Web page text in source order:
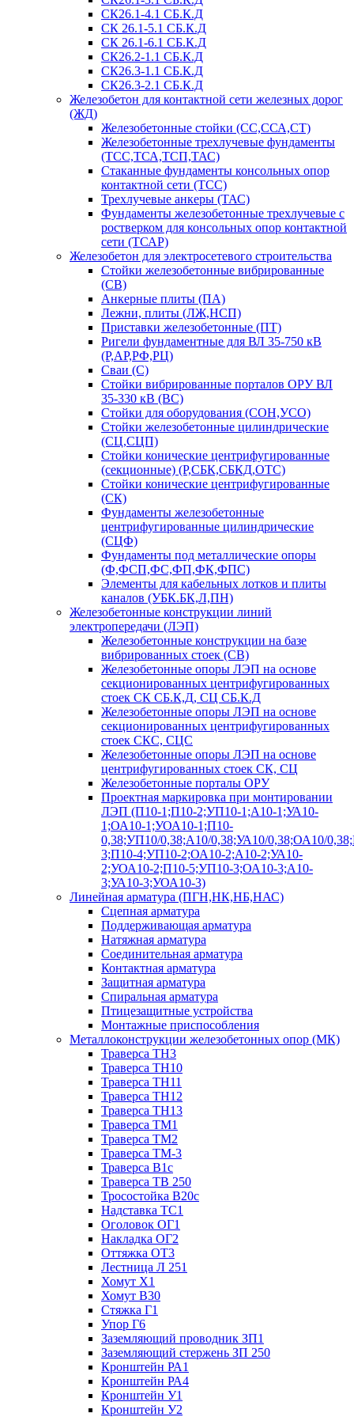
СК26.1-4.1 СБ.К.Д
СК 26.1-5.1 СБ.К.Д
СК 26.1-6.1 СБ.К.Д
СК26.2-1.1 СБ.К.Д
СК26.3-1.1 СБ.К.Д
СК26.3-2.1 СБ.К.Д
Железобетон для контактной сети железных дорог
(ЖД)
Железобетонные стойки (СС,ССА,СТ)
Железобетонные трехлучевые фундаменты
(ТСС,ТСА,ТСП,ТАС)
Стаканные фундаменты консольных опор
контактной сети (ТСС)
Трехлучевые анкеры (ТАС)
Фундаменты железобетонные трехлучевые с
ростверком для консольных опор контактной
сети (ТСАР)
Железобетон для электросетевого строительства
Стойки железобетонные вибрированные
(СВ)
Анкерные плиты (ПА)
Лежни, плиты (ЛЖ,НСП)
Приставки железобетонные (ПТ)
Ригели фундаментные для ВЛ 35-750 кВ
(Р,АР,РФ,РЦ)
Сваи (С)
Стойки вибрированные порталов ОРУ ВЛ
35-330 кВ (ВС)
Стойки для оборудования (СОН,УСО)
Стойки железобетонные цилиндрические
(СЦ,СЦП)
Стойки конические центрифугированные
(секционные) (Р,СБК,СБКД,ОТС)
Стойки конические центрифугированные
(СК)
Фундаменты железобетонные
центрифугированные цилиндрические
(СЦФ)
Фундаменты под металлические опоры
(Ф,ФСП,ФС,ФП,ФК,ФПС)
Элементы для кабельных лотков и плиты
каналов (УБК.БК,Л,ПН)
Железобетонные конструкции линий
электропередачи (ЛЭП)
Железобетонные конструкции на базе
вибрированных стоек (СВ)
Железобетонные опоры ЛЭП на основе
секционированных центрифугированных
стоек СК СБ.К,Д, СЦ СБ.К.Д
Железобетонные опоры ЛЭП на основе
секционированных центрифугированных
стоек СКС, СЦС
Железобетонные опоры ЛЭП на основе
центрифугированных стоек СК, СЦ
Железобетонные порталы ОРУ
Проектная маркировка при монтировании
ЛЭП (П10-1;П10-2;УП10-1;А10-1;УА10-
1;ОА10-1;УОА10-1;П10-
0,38;УП10/0,38;А10/0,38;УА10/0,38;ОА10/
3;П10-4;УП10-2;ОА10-2;А10-2;УА10-
2;УОА10-2;П10-5;УП10-3;ОА10-3;А10-
3;УА10-3;УОА10-3)
Линейная арматура (ПГН,НК,НБ,НАС)
Сцепная арматура
Поддерживающая арматура
Натяжная арматура
Соединительная арматура
Контактная арматура
Защитная арматура
Спиральная арматура
Птицезащитные устройства
Монтажные приспособления
Металлоконструкции железобетонных опор (МК)
Траверса ТН3
Траверса ТН10
Траверса ТН11
Траверса ТН12
Траверса ТН13
Траверса ТМ1
Траверса ТМ2
Траверса ТМ-3
Траверса В1с
Траверса ТВ 250
Тросостойка В20с
Надставка ТС1
Оголовок ОГ1
Накладка ОГ2
Оттяжка ОТ3
Лестница Л 251
Хомут Х1
Хомут В30
Стяжка Г1
Упор Г6
Заземляющий проводник ЗП1
Заземляющий стержень ЗП 250
Кронштейн РА1
Кронштейн РА4
Кронштейн У1
Кронштейн У2